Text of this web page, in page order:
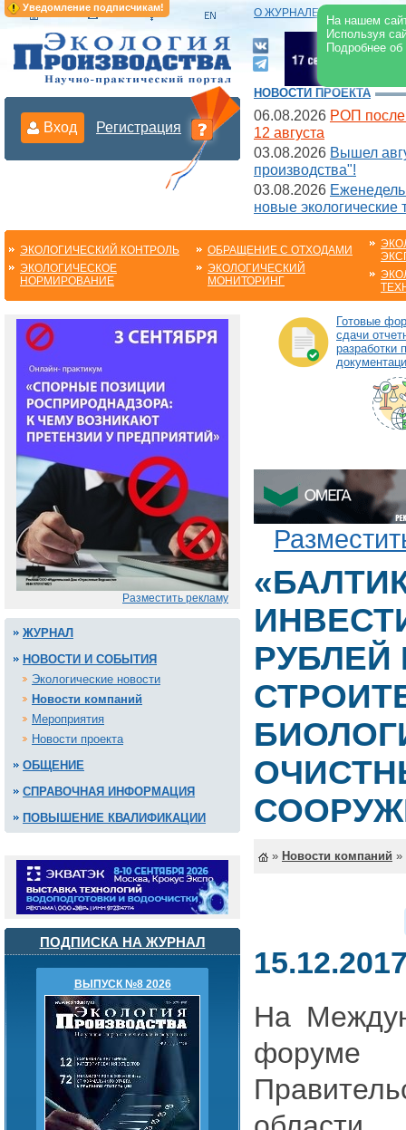
Уведомление подписчикам!
На нашем
Используя
Подробнее
О ЖУРНАЛЕ |
Вход Регистрация
НОВОСТИ ПРОЕКТА
06.08.2026 РОП после
12 августа
03.08.2026 Вышел
производства"!
03.08.2026
новые экологические
ЭКОЛОГИЧЕСКИЙ КОНТРОЛЬ
ЭКОЛОГИЧЕСКОЕ
НОРМИРОВАНИЕ
ОБРАЩЕНИЕ С ОТХОДАМИ
ЭКОЛОГИЧЕСКИЙ
МОНИТОРИНГ
Разместить рекламу
ЖУРНАЛ
НОВОСТИ И СОБЫТИЯ
Экологические новости
Новости компаний
Мероприятия
Новости проекта
ОБЩЕНИЕ
СПРАВОЧНАЯ ИНФОРМАЦИЯ
ПОВЫШЕНИЕ КВАЛИФИКАЦИИ
ПОДПИСКА НА ЖУРНАЛ
ВЫПУСК №8 2026
Готовые
сдачи
разработки
РУБЛЕЙ
» Новости компаний »
На
форуме